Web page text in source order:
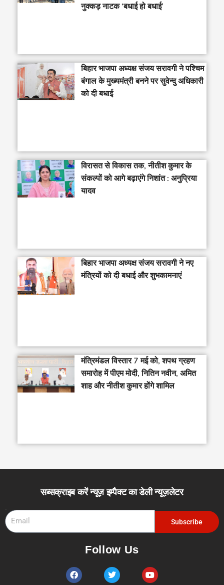
नुक्कड़ नाटक ‘बधाई हो बधाई’
‎बिहार भाजपा अध्यक्ष संजय सरावगी ने पश्चिम
बंगाल के मुख्यमंत्री बनने पर सुवेन्दु अधिकारी
को दी बधाई
विरासत से विकास तक, नीतीश कुमार के
संकल्पों को आगे बढ़ाएंगे निशांत : अनुप्रिया
यादव
बिहार भाजपा अध्यक्ष संजय सरावगी ने नए
मंत्रियों को दी बधाई और शुभकामनाएं
मंत्रिमंडल विस्तार 7 मई को, शपथ ग्रहण
समारोह में पीएम मोदी, नितिन नवीन, अमित
शाह और नीतीश कुमार होंगे शामिल
सब्सक्राइब करें न्यूज़ इम्पैक्ट का डेली न्यूज़लेटर
Subscribe
Follow Us
F
a
T
w
Y
o